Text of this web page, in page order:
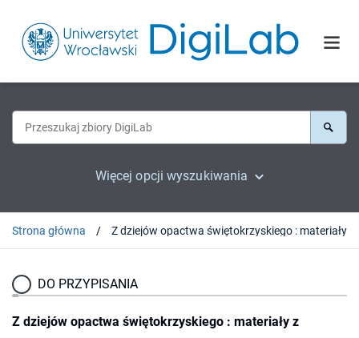
Więcej opcji wyszukiwania
Strona główna
DO PRZYPISANIA
Z dziejów opactwa świętokrzyskiego : materiały z